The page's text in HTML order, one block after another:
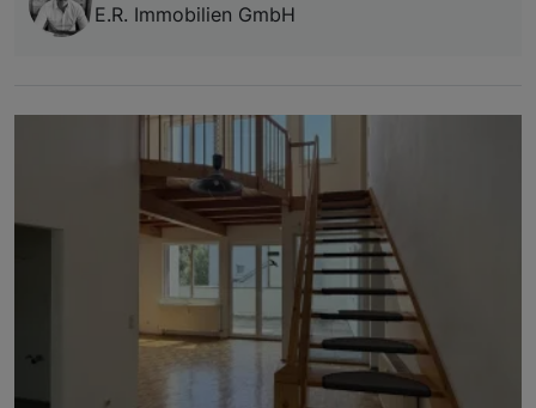
E.R. Immobilien GmbH